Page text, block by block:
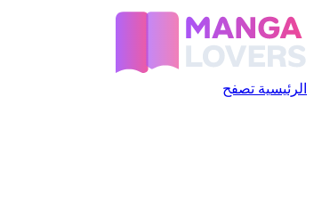
الرئيسية تصفح